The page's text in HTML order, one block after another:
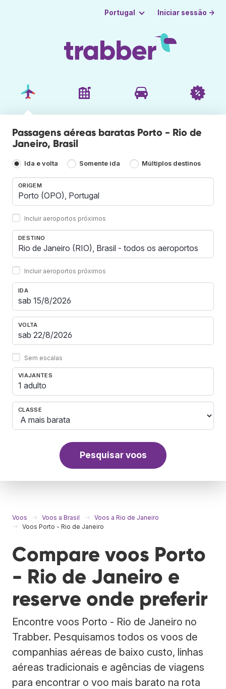
Portugal Iniciar sessão →
Passagens aéreas baratas Porto - Rio de
Janeiro, Brasil
Ida e volta Somente ida Múltiplos destinos
ORIGEM
Incluir aeroportos próximos
DESTINO
Incluir aeroportos próximos
IDA
VOLTA
Sem escalas
VIAJANTES
1 adulto
CLASSE
Pesquisar voos
Voos Voos a Brasil
Voos a Rio de Janeiro
Voos Porto - Rio de Janeiro
Compare voos Porto
- Rio de Janeiro e
reserve onde preferir
Encontre voos Porto - Rio de Janeiro no
Trabber. Pesquisamos todos os voos de
companhias aéreas de baixo custo, linhas
aéreas tradicionais e agências de viagens
para encontrar o voo mais barato na rota